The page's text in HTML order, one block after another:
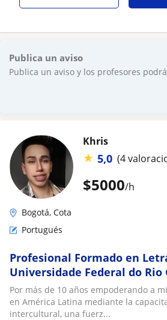
Publica un aviso
Publica un aviso y los profesores
$5000/h
Khris
★ 5,0 (4
Bogotá, Cota
Portugués
Profesional Formado en
Universidade Federal do Rio
UFRGS, con más de 10 años
Por más de 10 años empoderando a
en América Latina mediante la
intercultural, una fuerz...